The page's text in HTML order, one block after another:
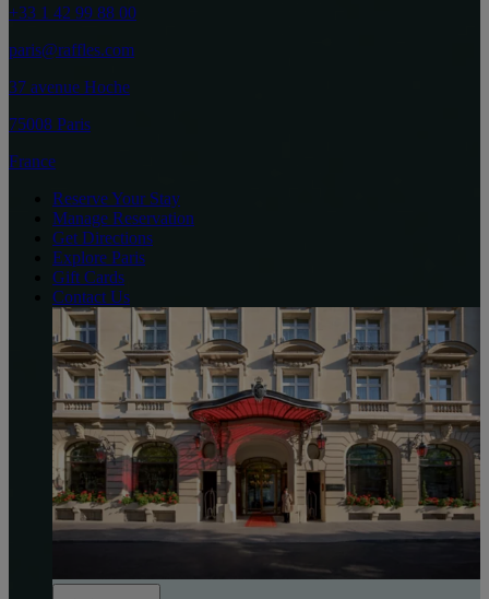
+33 1 42 99 88 00
paris@raffles.com
37 avenue Hoche
75008 Paris
France
Reserve Your Stay
Manage Reservation
Get Directions
Explore Paris
Gift Cards
Contact Us